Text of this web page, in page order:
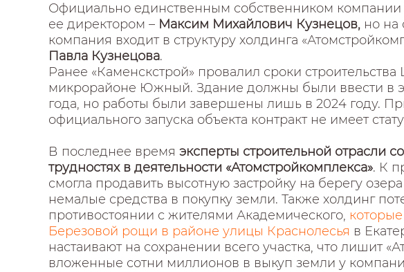
Официально единственным собственником компании
ее директором – Максим Михайлович Кузнецов, но на
компания входит в структуру холдинга
Павла Кузнецова.
Ранее «Каменскстрой» провалил сроки строительства
микрорайоне Южный. Здание должны были ввести в
года, но работы были завершены лишь в 2024 году.
официального запуска объекта контракт не имеет
В последнее время эксперты строительной отрасли
трудностях в деятельности «Атомстройкомплекса». К
смогла продавить высотную застройку на берегу
немалые средства в покупку земли. Также холдинг
противостоянии с жителями Академического,
Березовой рощи в районе улицы Краснолесья в
настаивают на сохранении всего участка, что лишит
вложенные сотни миллионов в выкуп земли у